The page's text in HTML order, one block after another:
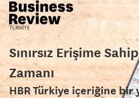
Sınırsız Erişime
Zamanı
HBR Türkiye içeriğine bir